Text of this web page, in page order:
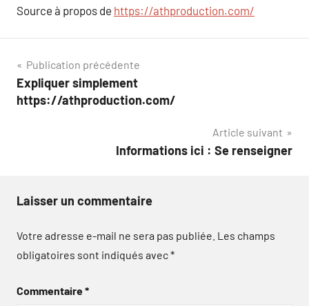
Source à propos de https://athproduction.com/
Navigation
de
Publication précédente
Expliquer simplement
https://athproduction.com/
Article suivant
Informations ici : Se renseigner
Laisser un commentaire
Votre adresse e-mail ne sera pas publiée. Les champs
obligatoires sont indiqués avec*
Commentaire*